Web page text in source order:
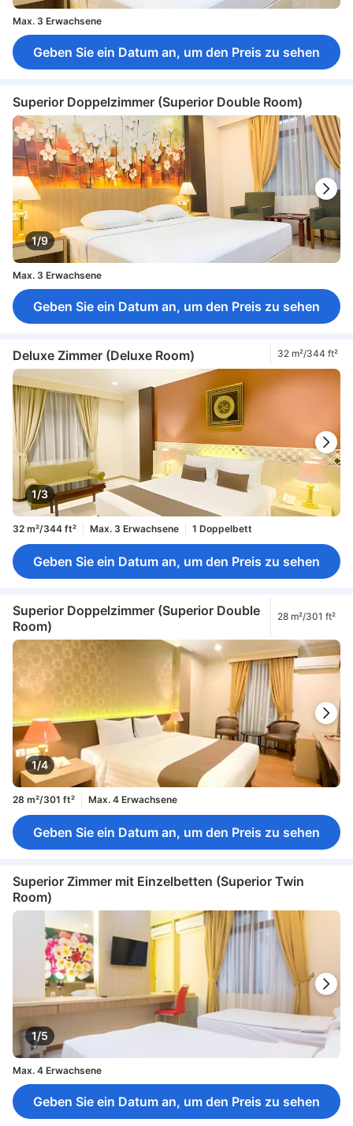
Max. 3 Erwachsene
Geben Sie ein Datum an, um den Preis zu sehen
Superior Doppelzimmer (Superior Double Room)
1/9
Max. 3 Erwachsene
Geben Sie ein Datum an, um den Preis zu sehen
Deluxe Zimmer (Deluxe Room) 32 m²/344 ft²
1/3
32 m²/344 ft² Max. 3 Erwachsene 1 Doppelbett
Geben Sie ein Datum an, um den Preis zu sehen
Superior Doppelzimmer (Superior Double
Room)
28 m²/301 ft²
1/4
28 m²/301 ft² Max. 4 Erwachsene
Geben Sie ein Datum an, um den Preis zu sehen
Superior Zimmer mit Einzelbetten (Superior Twin
Room)
1/5
Max. 4 Erwachsene
Geben Sie ein Datum an, um den Preis zu sehen